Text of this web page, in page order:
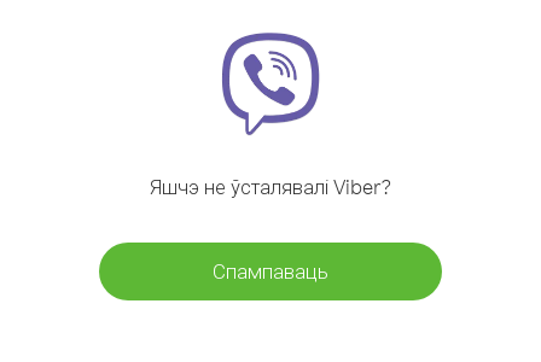
Яшчэ не ўсталявалі Viber?
Спампаваць